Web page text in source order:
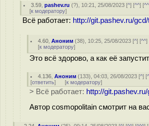
3.59 ,pashev.ru (?), 10:21, 25/08/2023 [^] [^^] [
[к модератору]
Всё работает: http://git.pashev.ru/
4.60 ,Аноним (38), 10:25, 25/08/2023 [^] [^^]
[к модератору]
Это всё здорово, а как её
4.136 ,Аноним (133), 04:03, 26/08/2023 [^] [
[ответить] [к модератору]
> Всё работает: http://
Автор cosmopolitain смотрит на